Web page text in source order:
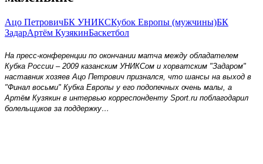
Ацо ПетровичБК УНИКСКубок Европы (мужчины)БК
ЗадарАртём КузякинБаскетбол
На пресс-конференции по окончании матча между обладателем
Кубка России – 2009 казанским УНИКСом и хорватским "Задаром"
наставник хозяев Ацо Петрович признался, что шансы на выход в
"Финал восьми" Кубка Европы у его подопечных очень малы, а
Артём Кузякин в интервью корреспонденту Sport ru поблагодарил
болельщиков за поддержку…